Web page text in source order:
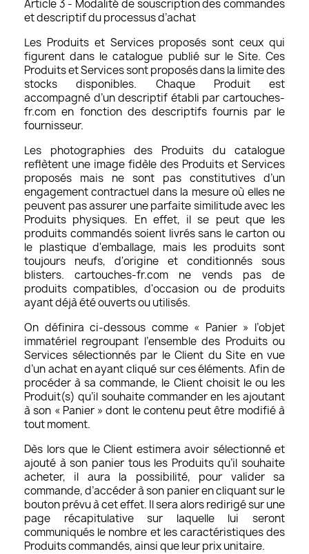
Article 3 - Modalité de souscription des commandes
et descriptif du processus d’achat
Les Produits et Services proposés sont ceux qui
figurent dans le catalogue publié sur le Site. Ces
Produits et Services sont proposés dans la limite des
stocks disponibles. Chaque Produit est
accompagné d’un descriptif établi par cartouches-
fr.com en fonction des descriptifs fournis par le
fournisseur.
Les photographies des Produits du catalogue
reflètent une image fidèle des Produits et Services
proposés mais ne sont pas constitutives d’un
engagement contractuel dans la mesure où elles ne
peuvent pas assurer une parfaite similitude avec les
Produits physiques. En effet, il se peut que les
produits commandés soient livrés sans le carton ou
le plastique d'emballage, mais les produits sont
toujours neufs, d'origine et conditionnés sous
blisters. cartouches-fr.com ne vends pas de
produits compatibles, d'occasion ou de produits
ayant déjà été ouverts ou utilisés.
On définira ci-dessous comme « Panier » l’objet
immatériel regroupant l’ensemble des Produits ou
Services sélectionnés par le Client du Site en vue
d’un achat en ayant cliqué sur ces éléments. Afin de
procéder à sa commande, le Client choisit le ou les
Produit(s) qu’il souhaite commander en les ajoutant
à son « Panier » dont le contenu peut être modifié à
tout moment.
Dès lors que le Client estimera avoir sélectionné et
ajouté à son panier tous les Produits qu’il souhaite
acheter, il aura la possibilité, pour valider sa
commande, d’accéder à son panier en cliquant sur le
bouton prévu à cet effet. Il sera alors redirigé sur une
page récapitulative sur laquelle lui seront
communiqués le nombre et les caractéristiques des
Produits commandés, ainsi que leur prix unitaire.